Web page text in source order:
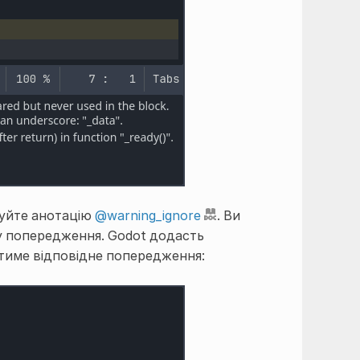
анотацію @warning_ignore
. Ви
попередження. Godot додасть
відповідне попередження: